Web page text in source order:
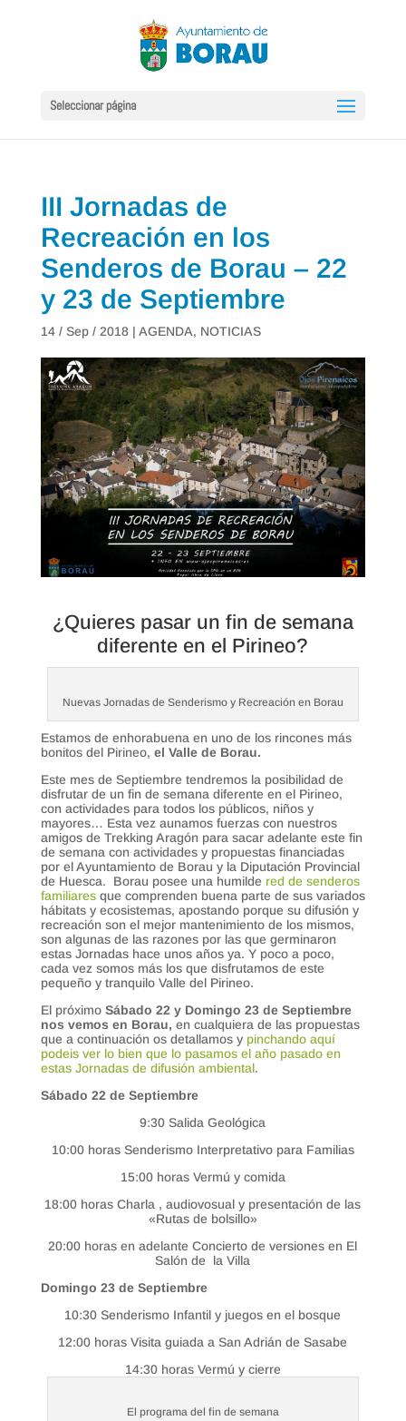
Seleccionar página
III Jornadas de
Recreación en los
Senderos de Borau – 22
y 23 de Septiembre
14 / Sep / 2018| AGENDA, NOTICIAS
¿Quieres pasar un fin de semana
diferente en el Pirineo?
Nuevas Jornadas de Senderismo y Recreación en Borau
Estamos de enhorabuena en uno de los rincones más
bonitos del Pirineo, el Valle de Borau.
Este mes de Septiembre tendremos la posibilidad de
disfrutar de un fin de semana diferente en el Pirineo,
con actividades para todos los públicos, niños y
mayores… Esta vez aunamos fuerzas con nuestros
amigos de Trekking Aragón para sacar adelante este fin
de semana con actividades y propuestas financiadas
por el Ayuntamiento de Borau y la Diputación Provincial
de Huesca. Borau posee una humilde red de senderos
familiaresque comprenden buena parte de sus variados
hábitats y ecosistemas, apostando porque su difusión y
recreación son el mejor mantenimiento de los mismos,
son algunas de las razones por las que germinaron
estas Jornadas hace unos años ya. Y poco a poco,
cada vez somos más los que disfrutamos de este
pequeño y tranquilo Valle del Pirineo.
El próximo Sábado 22 y Domingo 23 de Septiembre
nos vemos en Borau, en cualquiera de las propuestas
que a continuación os detallamos y pinchando aquí
podeis ver lo bien que lo pasamos el año pasado en
estas Jornadas de difusión ambiental.
Sábado 22 de Septiembre
9:30 Salida Geológica
10:00 horas Senderismo Interpretativo para Familias
15:00 horas Vermú y comida
18:00 horas Charla , audiovosual y presentación de las
«Rutas de bolsillo»
20:00 horas en adelante Concierto de versiones en El
Salón de la Villa
Domingo 23 de Septiembre
10:30 Senderismo Infantil y juegos en el bosque
12:00 horas Visita guiada a San Adrián de Sasabe
14:30 horas Vermú y cierre
El programa del fin de semana